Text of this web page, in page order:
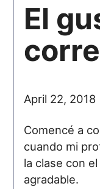
El
April 22, 2018
Comencé a
cuando mi
la clase con
agradable.